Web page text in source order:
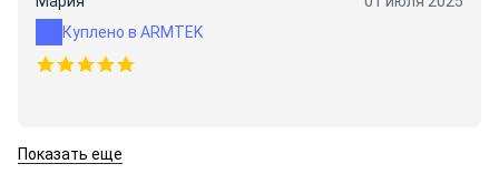
Куплено в ARMTEK
Показать еще